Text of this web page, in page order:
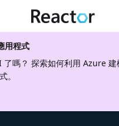
用程式
了嗎？ 探索如何利用 Azure 建
。